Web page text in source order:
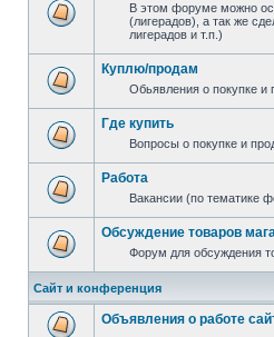
В этом форуме можно
(лигерадов), а так же
лигерадов и т.п.)
Куплю/продам
Обьявления о покупке и
Где купить
Вопросы о покупке и
Работа
Вакансии (по тематике
Обсуждение товаров
Форум для обсуждения
Сайт и конференция
Объявления о работе